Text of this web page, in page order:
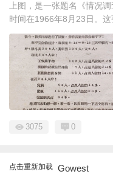
上图，是一张题名《情况
时间在1966年8月23日。这
3075 0
点击重新加载 Gowest